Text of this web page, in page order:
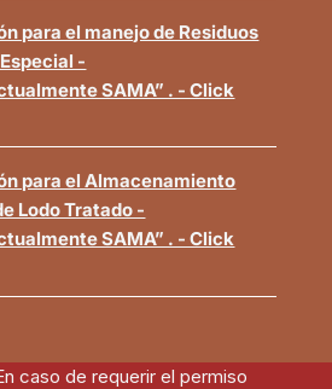
para el manejo de Residuos
-
SAMA” . - Click
para el Almacenamiento
Lodo Tratado -
SAMA” . - Click
caso de requerir el permiso